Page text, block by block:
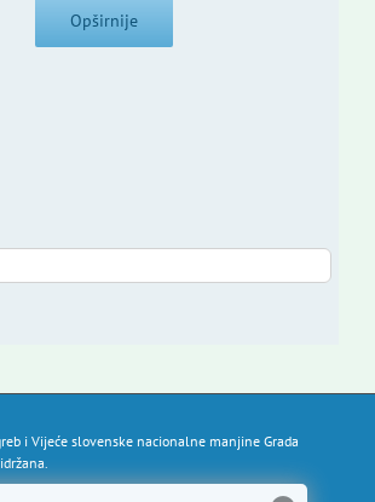
Opširnije
i Vijeće slovenske nacionalne manjine Grada